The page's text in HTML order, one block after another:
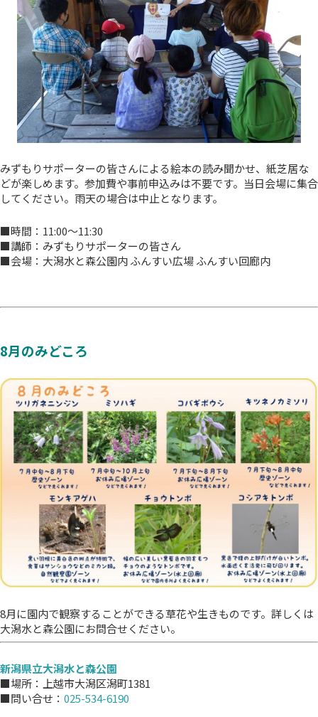
みずもりサポーターの皆さんによる絵本の読み聞かせ、紙芝居な
どが楽しめます。参加費や事前申込みは不要です。当日会場に集合
してください。雨天の場合は中止となります。
■時間：11:00～11:30
■講師：みずもりサポーターの皆さん
■会場：大潟水と森公園内 ふんすい広場 ふんすい回廊内
8月のみどころ
8月に園内で観察することができる草花や生きものです。詳しくは
大潟水と森公園にお問合せください。
新潟県立大潟水と森公園
■場所：上越市大潟区潟町1381
■問い合せ： 025-534-6190